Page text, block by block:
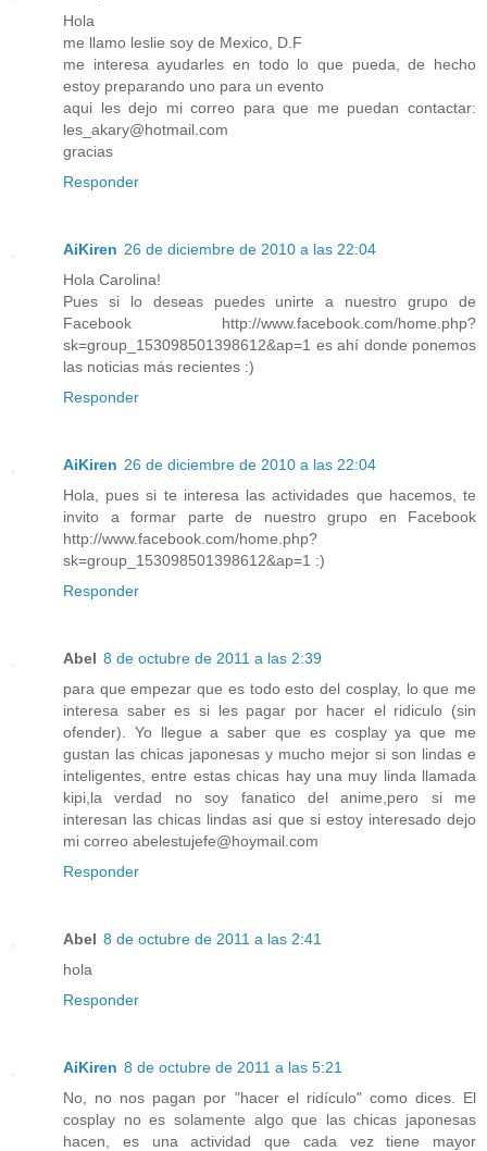
Hola
me llamo leslie soy de Mexico, D.F
me interesa ayudarles en todo lo que pueda, de hecho
estoy preparando uno para un evento
aqui les dejo mi correo para que me puedan contactar:
les_akary@hotmail.com
gracias
Responder
AiKiren 26 de diciembre de 2010 a las 22:04
Hola Carolina!
Pues si lo deseas puedes unirte a nuestro grupo de
Facebook http://www.facebook.com/home.php?
sk=group_153098501398612&ap=1 es ahí donde ponemos
las noticias más recientes :)
Responder
AiKiren 26 de diciembre de 2010 a las 22:04
Hola, pues si te interesa las actividades que hacemos, te
invito a formar parte de nuestro grupo en Facebook
http://www.facebook.com/home.php?
sk=group_153098501398612&ap=1 :)
Responder
Abel 8 de octubre de 2011 a las 2:39
para que empezar que es todo esto del cosplay, lo que me
interesa saber es si les pagar por hacer el ridiculo (sin
ofender). Yo llegue a saber que es cosplay ya que me
gustan las chicas japonesas y mucho mejor si son lindas e
inteligentes, entre estas chicas hay una muy linda llamada
kipi,la verdad no soy fanatico del anime,pero si me
interesan las chicas lindas asi que si estoy interesado dejo
mi correo abelestujefe@hoymail.com
Responder
Abel 8 de octubre de 2011 a las 2:41
hola
Responder
AiKiren 8 de octubre de 2011 a las 5:21
No, no nos pagan por "hacer el ridículo" como dices. El
cosplay no es solamente algo que las chicas japonesas
hacen, es una actividad que cada vez tiene mayor